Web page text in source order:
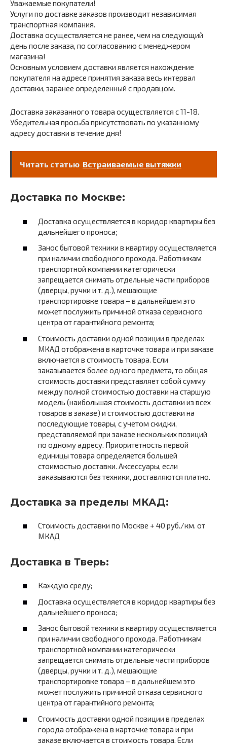
Уважаемые покупатели!
Услуги по доставке заказов производит независимая
транспортная компания.
Доставка осуществляется не ранее, чем на следующий
день после заказа, по согласованию с менеджером
магазина!
Основным условием доставки является нахождение
покупателя на адресе принятия заказа весь интервал
доставки, заранее определенный с продавцом.
Доставка заказанного товара осуществляется с 11-18.
Убедительная просьба присутствовать по указанному
адресу доставки в течение дня!
Читать статью Встраиваемые вытяжки
Доставка по Москве:
Доставка осуществляется в коридор квартиры без
дальнейшего проноса;
Занос бытовой техники в квартиру осуществляется
при наличии свободного прохода. Работникам
транспортной компании категорически
запрещается снимать отдельные части приборов
(дверцы, ручки и т. д.), мешающие
транспортировке товара – в дальнейшем это
может послужить причиной отказа сервисного
центра от гарантийного ремонта;
Стоимость доставки одной позиции в пределах
МКАД отображена в карточке товара и при заказе
включается в стоимость товара. Если
заказывается более одного предмета, то общая
стоимость доставки представляет собой сумму
между полной стоимостью доставки на старшую
модель (наибольшая стоимость доставки из всех
товаров в заказе) и стоимостью доставки на
последующие товары, с учетом скидки,
представляемой при заказе нескольких позиций
по одному адресу. Приоритетность первой
единицы товара определяется большей
стоимостью доставки. Аксессуары, если
заказываются без техники, доставляются платно.
Доставка за пределы МКАД:
Стоимость доставки по Москве + 40 руб./км. от
МКАД
Доставка в Тверь:
Каждую среду;
Доставка осуществляется в коридор квартиры без
дальнейшего проноса;
Занос бытовой техники в квартиру осуществляется
при наличии свободного прохода. Работникам
транспортной компании категорически
запрещается снимать отдельные части приборов
(дверцы, ручки и т. д.), мешающие
транспортировке товара – в дальнейшем это
может послужить причиной отказа сервисного
центра от гарантийного ремонта;
Стоимость доставки одной позиции в пределах
города отображена в карточке товара и при
заказе включается в стоимость товара. Если